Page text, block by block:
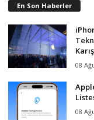
En Son Haberler
08
08